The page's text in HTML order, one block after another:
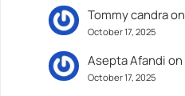
Tommy candraon
October 17, 2025
Asepta Afandion
October 17, 2025